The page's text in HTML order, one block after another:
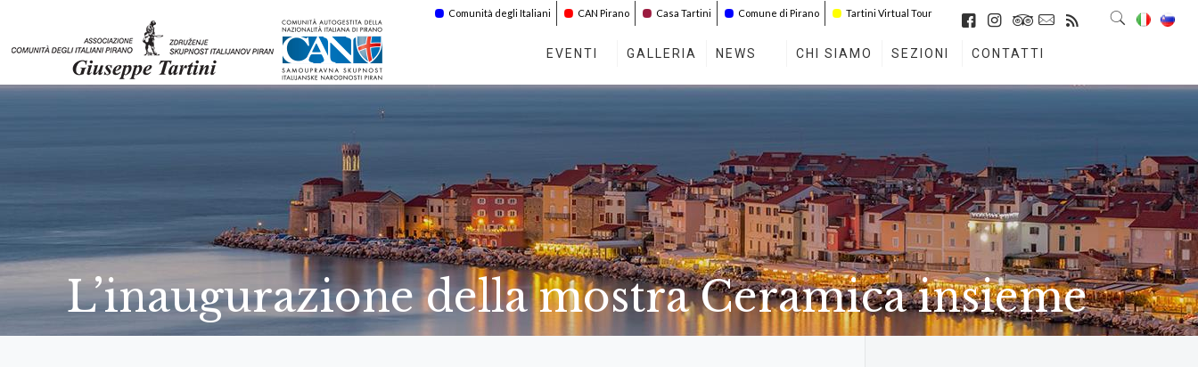
Comunità degli Italiani CAN Pirano Casa Tartini Comune di Pirano Tartini Virtual Tour
EVENTI GALLERIA NEWS CHI SIAMO SEZIONI CONTATTI
L’inaugurazione della mostra Ceramica insieme